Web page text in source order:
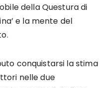
della Questura di
e la mente del
conquistarsi la stima
nelle due